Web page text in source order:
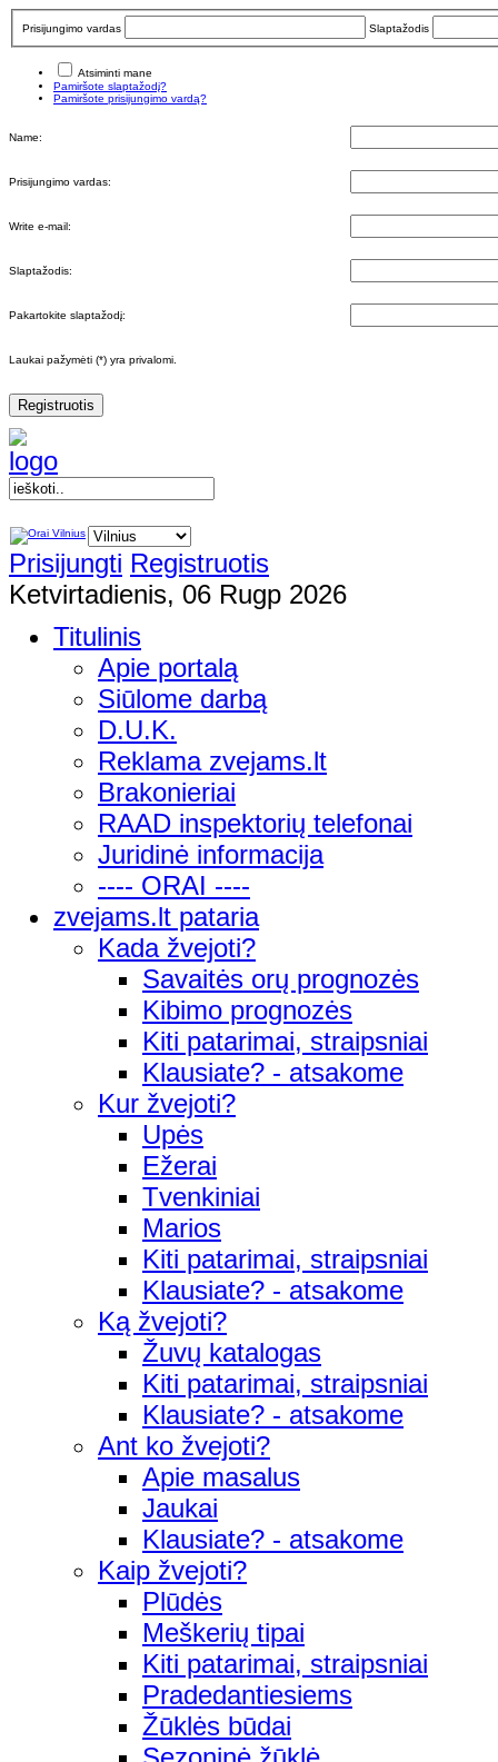
Prisijungimo vardas Slaptažodis
Atsiminti mane
Pamiršote slaptažodį?
Pamiršote prisijungimo vardą?
Name:
Prisijungimo vardas:
Write e-mail:
Slaptažodis:
Pakartokite slaptažodį:
Laukai pažymėti (*) yra privalomi.
Registruotis
Prisijungti Registruotis
Ketvirtadienis, 06 Rugp 2026
Titulinis
Apie portalą
Siūlome darbą
D.U.K.
Reklama zvejams.lt
Brakonieriai
RAAD inspektorių telefonai
Juridinė informacija
---- ORAI ----
zvejams.lt pataria
Kada žvejoti?
Savaitės orų prognozės
Kibimo prognozės
Kiti patarimai, straipsniai
Klausiate? - atsakome
Kur žvejoti?
Upės
Ežerai
Tvenkiniai
Marios
Kiti patarimai, straipsniai
Klausiate? - atsakome
Ką žvejoti?
Žuvų katalogas
Kiti patarimai, straipsniai
Klausiate? - atsakome
Ant ko žvejoti?
Apie masalus
Jaukai
Klausiate? - atsakome
Kaip žvejoti?
Plūdės
Meškerių tipai
Kiti patarimai, straipsniai
Pradedantiesiems
Žūklės būdai